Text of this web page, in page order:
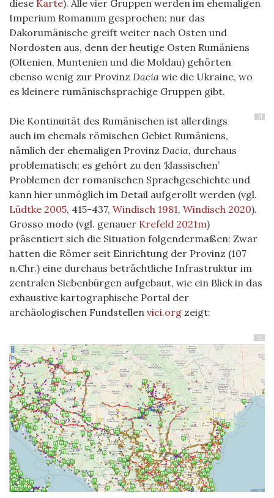
diese Karte). Alle vier Gruppen werden im ehemaligen
Imperium Romanum gesprochen; nur das
Dakorumänische greift weiter nach Osten und
Nordosten aus, denn der heutige Osten Rumäniens
(Oltenien, Muntenien und die Moldau) gehörten
ebenso wenig zur Provinz Dacia wie die Ukraine, wo
es kleinere rumänischsprachige Gruppen gibt.
31
Die Kontinuität des Rumänischen ist allerdings
auch im ehemals römischen Gebiet Rumäniens,
nämlich der ehemaligen Provinz Dacia, durchaus
problematisch; es gehört zu den ‘klassischen’
Problemen der romanischen Sprachgeschichte und
kann hier unmöglich im Detail aufgerollt werden (vgl.
Lüdtke 2005, 415-437, Windisch 1981, Windisch 2020).
Grosso modo (vgl. genauer Krefeld 2021m)
präsentiert sich die Situation folgendermaßen: Zwar
hatten die Römer seit Einrichtung der Provinz (107
n.Chr.) eine durchaus beträchtliche Infrastruktur im
zentralen Siebenbürgen aufgebaut, wie ein Blick in das
exhaustive kartographische Portal der
archäologischen Fundstellen vici.org zeigt:
32